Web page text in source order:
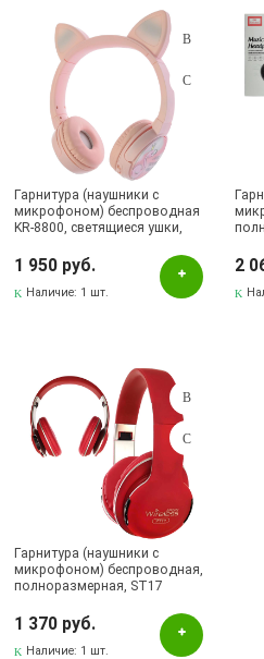
Бугульма, ул.Тукая, 70
Лениногорск,
Лениногорск, ул.Кутузова,
Октябрьский, пр-кт
Гарнитура (наушники с
микрофоном) беспроводная
KR-8800, светящиеся ушки,
Happy Birthday Princess, RGB
подсветка, цвет розовый
1 950 руб.
Наличие: 1 шт.
2
Гарнитура (наушники с
микрофоном) беспроводная,
полноразмерная, ST17
красный.
1 370 руб.
Наличие: 1 шт.